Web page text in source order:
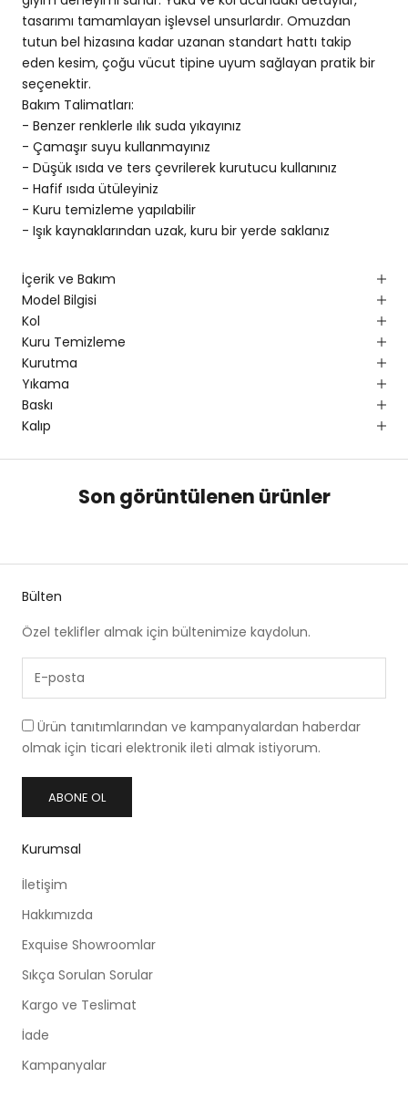
tasarımı tamamlayan işlevsel unsurlardır. Omuzdan
tutun bel hizasına kadar uzanan standart hattı takip
eden kesim, çoğu vücut tipine uyum sağlayan pratik bir
seçenektir.
Bakım Talimatları:
- Benzer renklerle ılık suda yıkayınız
- Çamaşır suyu kullanmayınız
- Düşük ısıda ve ters çevrilerek kurutucu kullanınız
- Hafif ısıda ütüleyiniz
- Kuru temizleme yapılabilir
- Işık kaynaklarından uzak, kuru bir yerde saklanız
İçerik ve Bakım
Model Bilgisi
Kol
Kuru Temizleme
Kurutma
Yıkama
Baskı
Kalıp
Son görüntülenen ürünler
Bülten
Özel teklifler almak için bültenimize kaydolun.
Ürün tanıtımlarından ve kampanyalardan haberdar
olmak için ticari elektronik ileti almak istiyorum.
ABONE OL
Kurumsal
İletişim
Hakkımızda
Exquise Showroomlar
Sıkça Sorulan Sorular
Kargo ve Teslimat
İade
Kampanyalar